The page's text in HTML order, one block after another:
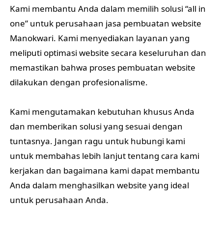
Kami membantu Anda dalam memilih solusi “all in
one” untuk perusahaan jasa pembuatan website
Manokwari. Kami menyediakan layanan yang
meliputi optimasi website secara keseluruhan dan
memastikan bahwa proses pembuatan website
dilakukan dengan profesionalisme.
Kami mengutamakan kebutuhan khusus Anda
dan memberikan solusi yang sesuai dengan
tuntasnya. Jangan ragu untuk hubungi kami
untuk membahas lebih lanjut tentang cara kami
kerjakan dan bagaimana kami dapat membantu
Anda dalam menghasilkan website yang ideal
untuk perusahaan Anda.